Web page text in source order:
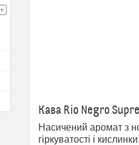
Кава Rio Negro
Насичений аромат з
гіркуватості і кислинки.